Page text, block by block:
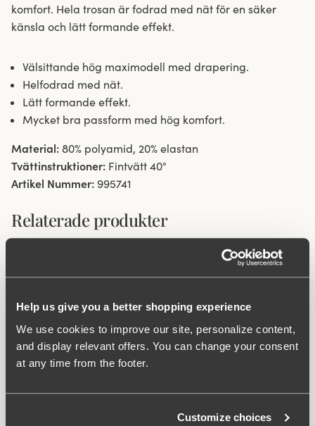
Help us give you a better shopping experience
We use cookies to improve our site, personalize content,
and display relevant offers. You can change your consent
at any time from the footer.
Customize choices
komfort. Hela trosan är fodrad med nät för en säker
känsla och lätt formande effekt.
Välsittande hög maximodell med drapering.
Helfodrad med nät.
Lätt formande effekt.
Mycket bra passform med hög komfort.
Material: 80% polyamid, 20% elastan
Tvättinstruktioner: Fintvätt 40°
Artikel Nummer: 995741
Relaterade produkter
Viewing image 1 of 8 Viewing image 1 of 5
Baddräktsklänning
499 kr999 kr
Viewing image 1 of 3
Ny produkt Ny färg
Kimono
399 kr